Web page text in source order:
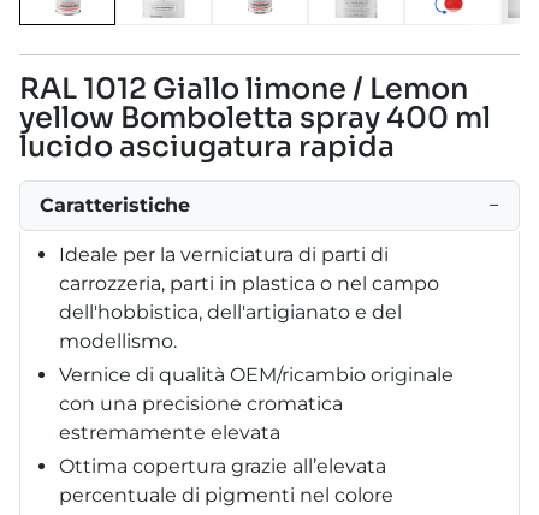
RAL 1012 Giallo limone / Lemon
yellow Bomboletta spray 400 ml
lucido asciugatura rapida
Caratteristiche −
Ideale per la verniciatura di parti di
carrozzeria, parti in plastica o nel campo
dell'hobbistica, dell'artigianato e del
modellismo.
Vernice di qualità OEM/ricambio originale
con una precisione cromatica
estremamente elevata
Ottima copertura grazie all’elevata
percentuale di pigmenti nel colore